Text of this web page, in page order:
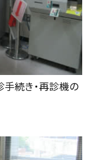
続き・再診機の